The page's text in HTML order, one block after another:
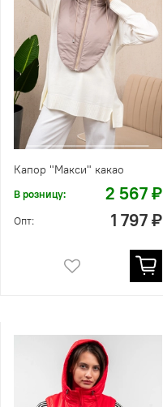
Капор "Макси" какао
В розницу: 2 567 ₽
Опт: 1 797 ₽